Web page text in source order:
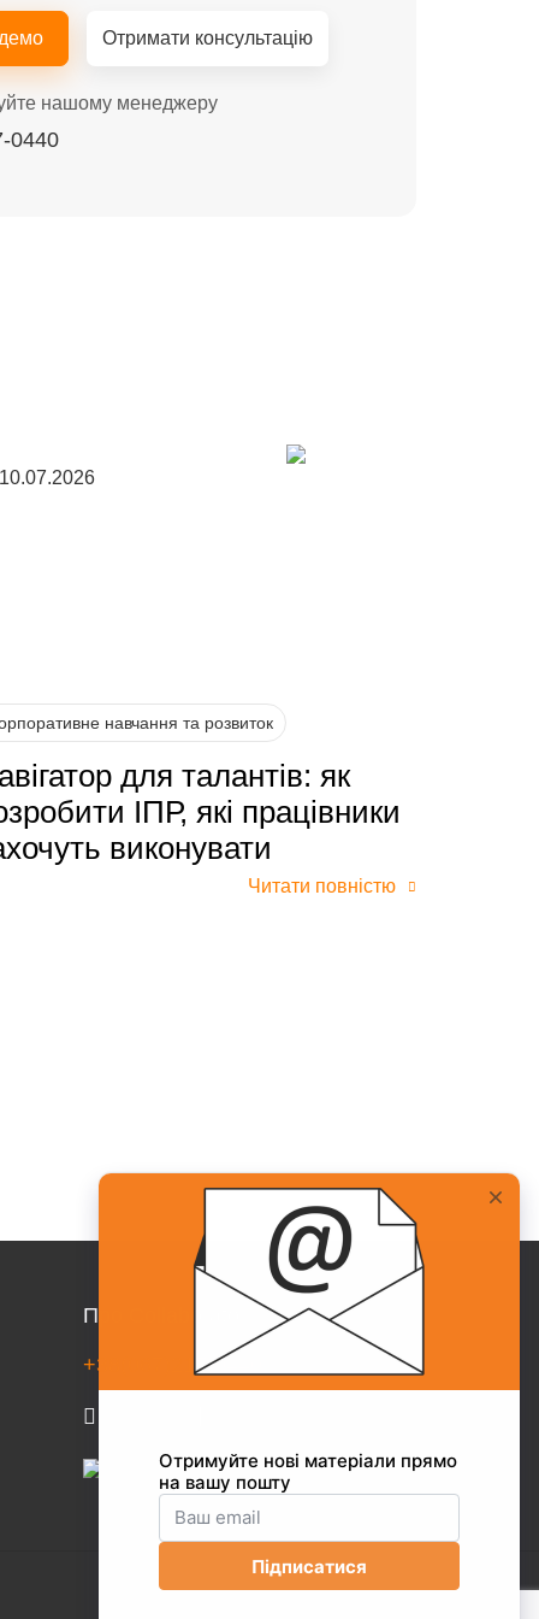
Отримати консультацію
нашому менеджеру
0440
10.07.2026
навчання та розвиток
для талантів: як
ІПР, які працівники
виконувати
Читати повністю
Про Collaborator
+38(067)217-0440